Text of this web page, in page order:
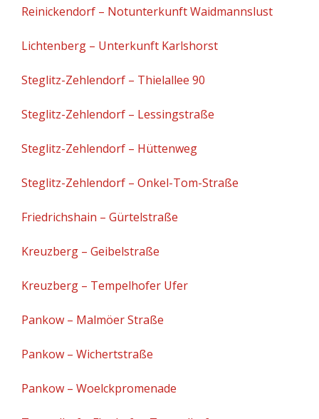
Reinickendorf – Notunterkunft Waidmannslust
Lichtenberg – Unterkunft Karlshorst
Steglitz-Zehlendorf – Thielallee 90
Steglitz-Zehlendorf – Lessingstraße
Steglitz-Zehlendorf – Hüttenweg
Steglitz-Zehlendorf – Onkel-Tom-Straße
Friedrichshain – Gürtelstraße
Kreuzberg – Geibelstraße
Kreuzberg – Tempelhofer Ufer
Pankow – Malmöer Straße
Pankow – Wichertstraße
Pankow – Woelckpromenade